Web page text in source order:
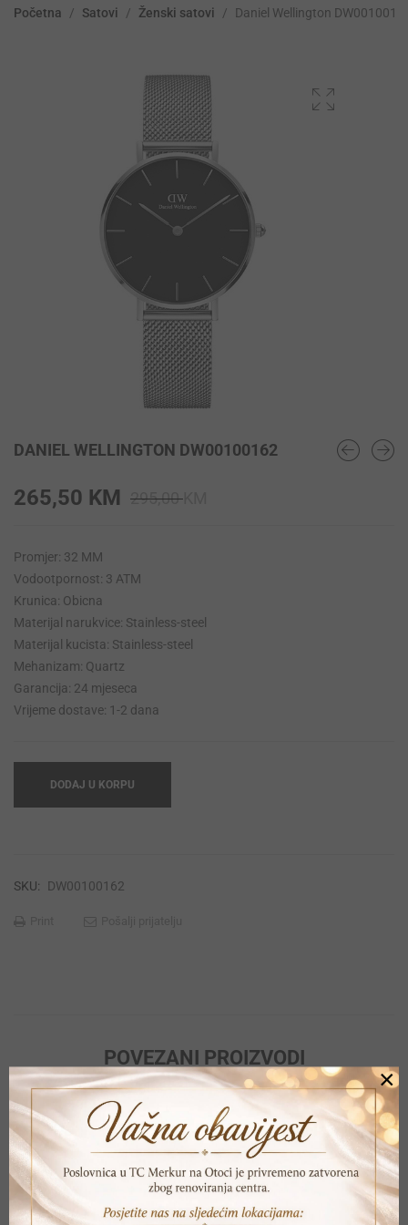
Početna / Satovi / Ženski satovi / Daniel Wellington
DANIEL WELLINGTON DW00100162
295,00
265,50 KM
Promjer: 32 MM
Vodootpornost: 3 ATM
Krunica: Obicna
Materijal narukvice: Stainless-steel
Materijal kucista: Stainless-steel
Mehanizam: Quartz
Garancija: 24 mjeseca
Vrijeme dostave: 1-2 dana
DODAJ U KORPU
SKU: DW00100162
POVEZANI PROIZVODI
×